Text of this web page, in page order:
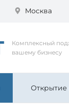
Москва
Комплексный
вашему бизнесу
Открытие